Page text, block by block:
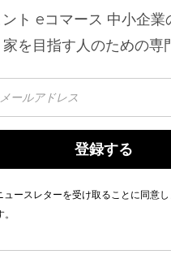
ト eコマース 中小企業
家を目指す人のための専
ュースレターを受け取ることに同意